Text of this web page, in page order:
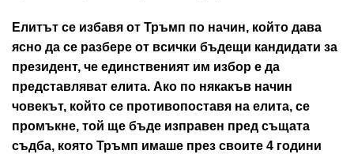
Елитът се избавя от Тръмп по начин, който дава
ясно да се разбере от всички бъдещи кандидати за
президент, че единственият им избор е да
представляват елита. Ако по някакъв начин
човекът, който се противопоставя на елита, се
промъкне, той ще бъде изправен пред същата
съдба, която Тръмп имаше през своите 4 години